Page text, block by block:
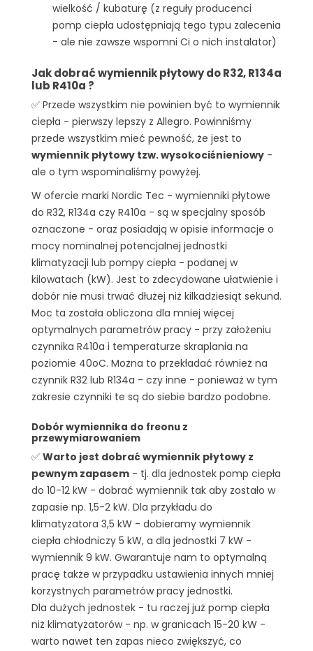
wielkość / kubaturę (z reguły producenci
pomp ciepła udostępniają tego typu zalecenia
- ale nie zawsze wspomni Ci o nich instalator)
Jak dobrać wymiennik płytowy do R32, R134a
lub R410a ?
✅ Przede wszystkim nie powinien być to wymiennik
ciepła - pierwszy lepszy z Allegro. Powinniśmy
przede wszystkim mieć pewność, że jest to
wymiennik płytowy tzw. wysokociśnieniowy -
ale o tym wspominaliśmy powyżej.
W ofercie marki Nordic Tec - wymienniki płytowe
do R32, R134a czy R410a - są w specjalny sposób
oznaczone - oraz posiadają w opisie informacje o
mocy nominalnej potencjalnej jednostki
klimatyzacji lub pompy ciepła - podanej w
kilowatach (kW). Jest to zdecydowane ułatwienie i
dobór nie musi trwać dłużej niż kilkadziesiąt sekund.
Moc ta została obliczona dla mniej więcej
optymalnych parametrów pracy - przy założeniu
czynnika R410a i temperaturze skraplania na
poziomie 40oC. Można to przekładać również na
czynnik R32 lub R134a - czy inne - ponieważ w tym
zakresie czynniki te są do siebie bardzo podobne.
Dobór wymiennika do freonu z
przewymiarowaniem
✅ Warto jest dobrać wymiennik płytowy z
pewnym zapasem - tj. dla jednostek pomp ciepła
do 10-12 kW - dobrać wymiennik tak aby zostało w
zapasie np. 1,5-2 kW. Dla przykładu do
klimatyzatora 3,5 kW - dobieramy wymiennik
ciepła chłodniczy 5 kW, a dla jednostki 7 kW -
wymiennik 9 kW. Gwarantuje nam to optymalną
pracę także w przypadku ustawienia innych mniej
korzystnych parametrów pracy jednostki.
Dla dużych jednostek - tu raczej już pomp ciepła
niż klimatyzatorów - np. w granicach 15-20 kW -
warto nawet ten zapas nieco zwiększyć, co